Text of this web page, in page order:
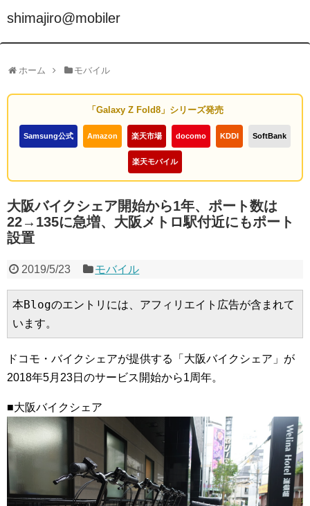
shimajiro@mobiler
ホーム モバイル
「Galaxy Z Fold8」シリーズ発売
Samsung公式 Amazon 楽天市場 docomo KDDI SoftBank
楽天モバイル
大阪バイクシェア開始から1年、ポート数は
22→135に急増、大阪メトロ駅付近にもポート
設置
2019/5/23 モバイル
本Blogのエントリには、アフィリエイト広告が含まれて
います。
ドコモ・バイクシェアが提供する「大阪バイクシェア」が
2018年5月23日のサービス開始から1周年。
■大阪バイクシェア